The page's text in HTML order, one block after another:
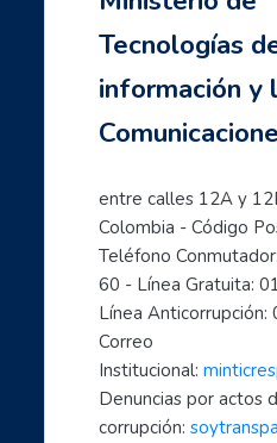
- Mujeres creadoras de contenido
My courses
Mujeres TIC para el cambio
Inicia con TIC
Página principal
- Aprende a usar Internet
- Introducción al mundo
- Formación en Internet
- Mujeres líderes de la
- Mujeres creadoras de
- Transforma tu mundo
- Ciberperiodismo
- Cómo hacer trámites
Tecnologías
información y
entre calles 12A y
Colombia - Código
Teléfono
60 - Línea Gratuita:
Línea
Correo
Institucional:
Denuncias por actos
corrupción: